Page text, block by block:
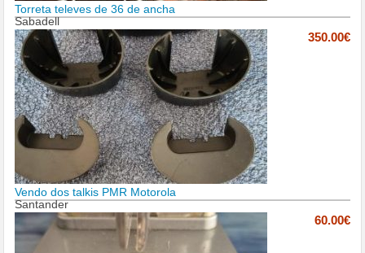
Torreta televes de 36 de ancha
Sabadell
350.00€
Vendo dos talkis PMR Motorola
Santander
60.00€